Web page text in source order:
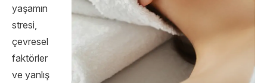
yaşamın
stresi,
çevresel
faktörler
ve yanlış